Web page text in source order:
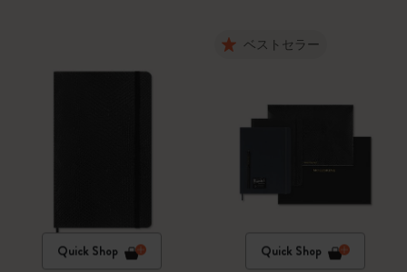
Quick Shop
ベストセラー
Quick Shop